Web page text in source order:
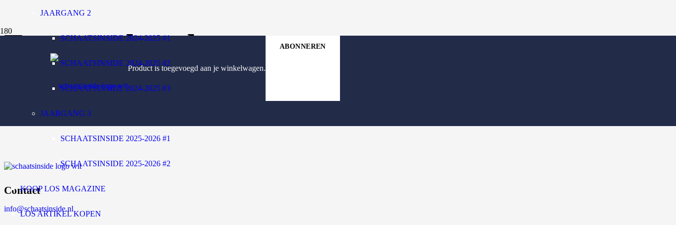
Productis toegevoegd aan je winkelwagen.
ABONNEREN
JAARGANG 2
SCHAATSINSIDE 2024-2025 #1
SCHAATSINSIDE 2024-2025 #2
SCHAATSINSIDE 2024-2025 #3
JAARGANG 3
SCHAATSINSIDE 2025-2026 #1
SCHAATSINSIDE 2025-2026 #2
KOOP LOS MAGAZINE
LOS ARTIKEL KOPEN
Factuur betalen
Contact
info@schaatsinside.nl